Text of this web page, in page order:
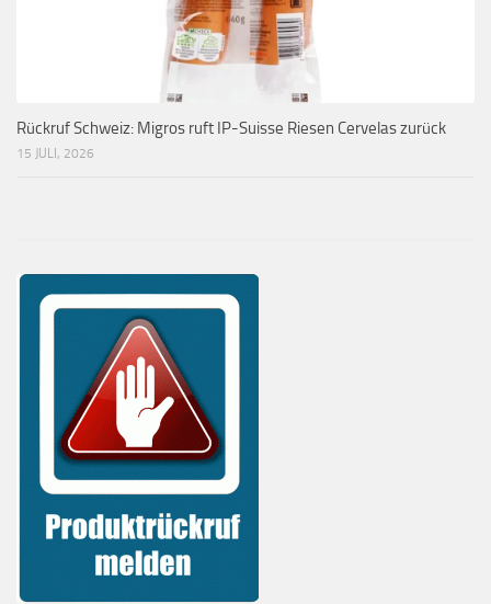
Rückruf Schweiz: Migros ruft IP-Suisse Riesen Cervelas zurück
15 JULI, 2026